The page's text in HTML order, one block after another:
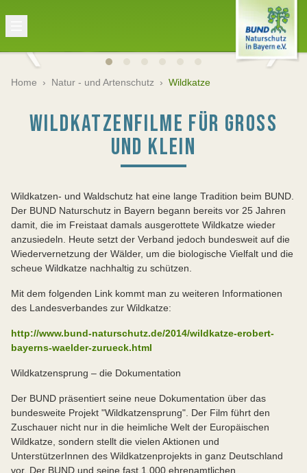
Home › Natur - und Artenschutz › Wildkatze
WILDKATZENFILME FÜR GROSS U
ND KLEIN
Wildkatzen- und Waldschutz hat eine lange Tradition beim BUND.
Der BUND Naturschutz in Bayern begann bereits vor 25 Jahren
damit, die im Freistaat damals ausgerottete Wildkatze wieder
anzusiedeln. Heute setzt der Verband jedoch bundesweit auf die
Wiedervernetzung der Wälder, um die biologische Vielfalt und die
scheue Wildkatze nachhaltig zu schützen.
Mit dem folgenden Link kommt man zu weiteren Informationen
des Landesverbandes zur Wildkatze:
http://www.bund-naturschutz.de/2014/wildkatze-erobert-
bayerns-waelder-zurueck.html
Wildkatzensprung – die Dokumentation
Der BUND präsentiert seine neue Dokumentation über das
bundesweite Projekt "Wildkatzensprung". Der Film führt den
Zuschauer nicht nur in die heimliche Welt der Europäischen
Wildkatze, sondern stellt die vielen Aktionen und
UnterstützerInnen des Wildkatzenprojekts in ganz Deutschland
vor. Der BUND und seine fast 1.000 ehrenamtlichen